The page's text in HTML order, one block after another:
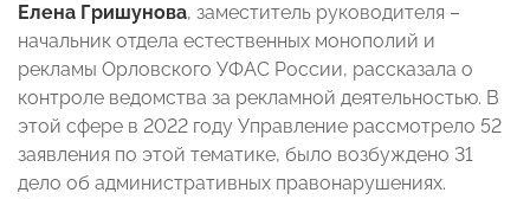
Елена Гришунова, заместитель руководителя –
начальник отдела естественных монополий и
рекламы Орловского УФАС России, рассказала о
контроле ведомства за рекламной деятельностью. В
этой сфере в 2022 году Управление рассмотрело 52
заявления по этой тематике, было возбуждено 31
дело об административных правонарушениях.